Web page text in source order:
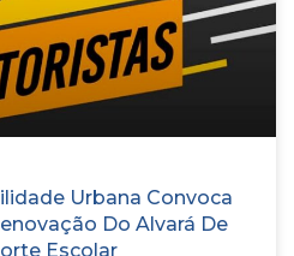
Urbana Convoca
Do Alvará De
Escolar